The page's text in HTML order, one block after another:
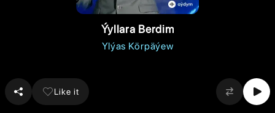
Ýyllara Berdim
Ylýas Körpäýew
Like it